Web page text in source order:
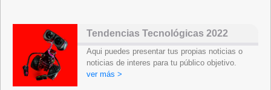
Tendencias Tecnológicas 2022
Aqui puedes presentar tus propias noticias o
noticias de interes para tu público objetivo.
ver más >